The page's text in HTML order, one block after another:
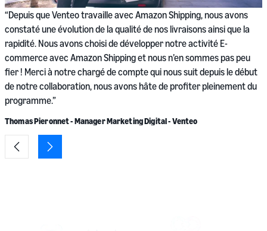
“Depuis que Venteo travaille avec Amazon Shipping, nous avons
constaté une évolution de la qualité de nos livraisons ainsi que la
rapidité. Nous avons choisi de développer notre activité E-
commerce avec Amazon Shipping et nous n’en sommes pas peu
fier ! Merci à notre chargé de compte qui nous suit depuis le début
de notre collaboration, nous avons hâte de profiter pleinement du
programme.”
Thomas Pieronnet - Manager Marketing Digital - Venteo